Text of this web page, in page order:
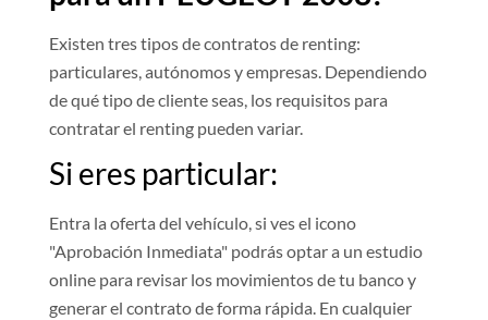
Existen tres tipos de contratos de renting:
particulares, autónomos y empresas. Dependiendo
de qué tipo de cliente seas, los requisitos para
contratar el renting pueden variar.
Si eres particular:
Entra la oferta del vehículo, si ves el icono
"Aprobación Inmediata" podrás optar a un estudio
online para revisar los movimientos de tu banco y
generar el contrato de forma rápida. En cualquier